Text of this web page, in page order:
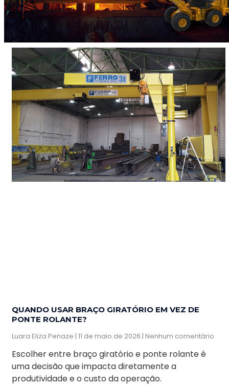
QUANDO USAR BRAÇO GIRATÓRIO EM VEZ DE
PONTE ROLANTE?
Luara Eliza Penaze 11 de maio de 2026 Nenhum comentário
Escolher entre braço giratório e ponte rolante é
uma decisão que impacta diretamente a
produtividade e o custo da operação.